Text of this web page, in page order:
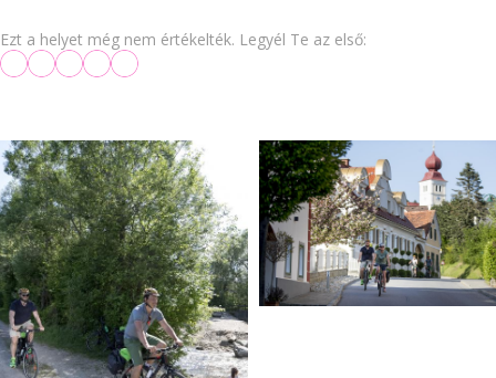
Ezt a helyet még nem értékelték. Legyél Te az első: